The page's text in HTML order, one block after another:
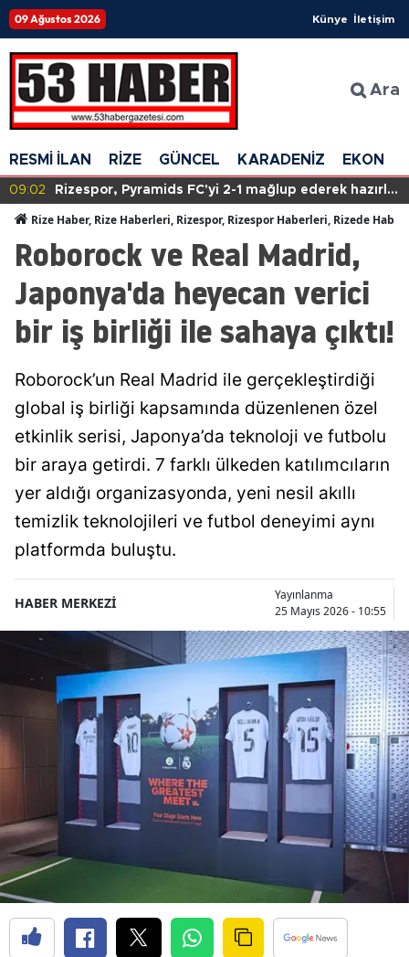
09 Ağustos 2026 Künye İletişim
Ara
RESMİ İLAN RİZE GÜNCEL KARADENİZ
09:02
Rizespor, Pyramids FC'yi 2-1 mağlup ederek hazırlık
Rize Haber, Rize Haberleri, Rizespor, Rizespor Haberleri, Rizede
Roborock ve Real Madrid,
Japonya'da heyecan verici
bir iş birliği ile sahaya çıktı!
Roborock’un Real Madrid ile gerçekleştirdiği
global iş birliği kapsamında düzenlenen özel
etkinlik serisi, Japonya’da teknoloji ve futbolu
bir araya getirdi. 7 farklı ülkeden katılımcıların
yer aldığı organizasyonda, yeni nesil akıllı
temizlik teknolojileri ve futbol deneyimi aynı
platformda buluştu.
HABER MERKEZİ
Yayınlanma
25 Mayıs 2026 - 10:55